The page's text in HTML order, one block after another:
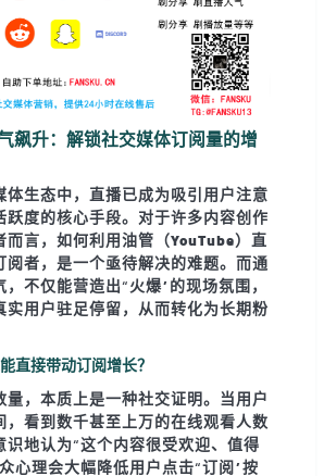
飙升：解锁社交媒体订阅量的增
生态中， 直播已成为吸引用户注意
度的核心手段。对于许多内容创作
言，如何利用油管（YouTube）直
者，是一个亟待解决的难题。而通
不仅能营造出“火爆”的现场氛围，
用户驻足停留，从而转化为长期粉
直接带动订阅增长？
，本质上是一种社交证明。当用户
，看到数千甚至上万的在线观看人数
识地认为“这个内容很受欢迎、值得
心理会大幅降低用户点击“订阅”按